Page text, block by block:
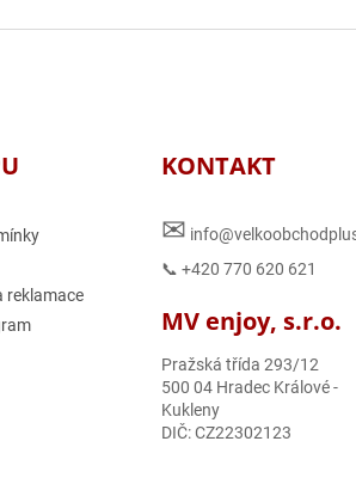
reklamace
KONTAKT
✉
📞 +420 770 620 621
MV enjoy, s.r.o.
Pražská třída 293/12
500 04 Hradec Králové -
Kukleny
DIČ: CZ22302123